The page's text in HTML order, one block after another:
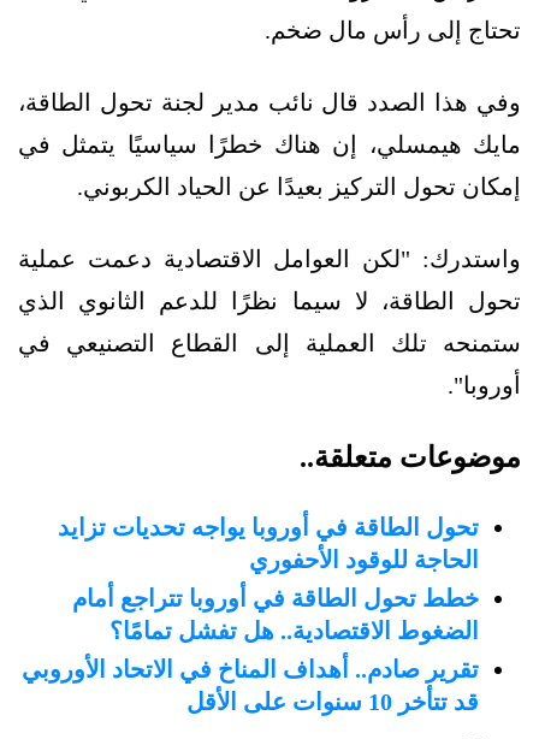
تحتاج إلى رأس مال ضخم.
وفي هذا الصدد قال نائب مدير لجنة تحول الطاقة،
مايك هيمسلي، إن هناك خطرًا سياسيًا يتمثل في
إمكان تحول التركيز بعيدًا عن الحياد الكربوني.
واستدرك: "لكن العوامل الاقتصادية دعمت عملية
تحول الطاقة، لا سيما نظرًا للدعم الثانوي الذي
ستمنحه تلك العملية إلى القطاع التصنيعي في
أوروبا".
موضوعات متعلقة..
تحول الطاقة في أوروبا يواجه تحديات تزايد
الحاجة للوقود الأحفوري
خطط تحول الطاقة في أوروبا تتراجع أمام
الضغوط الاقتصادية.. هل تفشل تمامًا؟
تقرير صادم.. أهداف المناخ في الاتحاد الأوروبي
قد تتأخر 10 سنوات على الأقل